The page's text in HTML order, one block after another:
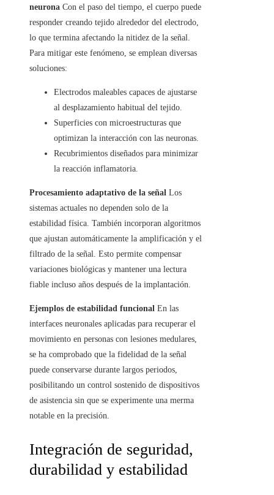
neurona Con el paso del tiempo, el cuerpo puede
responder creando tejido alrededor del electrodo,
lo que termina afectando la nitidez de la señal.
Para mitigar este fenómeno, se emplean diversas
soluciones:
Electrodos maleables capaces de ajustarse
al desplazamiento habitual del tejido.
Superficies con microestructuras que
optimizan la interacción con las neuronas.
Recubrimientos diseñados para minimizar
la reacción inflamatoria.
Procesamiento adaptativo de la señal Los
sistemas actuales no dependen solo de la
estabilidad física. También incorporan algoritmos
que ajustan automáticamente la amplificación y el
filtrado de la señal. Esto permite compensar
variaciones biológicas y mantener una lectura
fiable incluso años después de la implantación.
Ejemplos de estabilidad funcional En las
interfaces neuronales aplicadas para recuperar el
movimiento en personas con lesiones medulares,
se ha comprobado que la fidelidad de la señal
puede conservarse durante largos periodos,
posibilitando un control sostenido de dispositivos
de asistencia sin que se experimente una merma
notable en la precisión.
Integración de seguridad,
durabilidad y estabilidad